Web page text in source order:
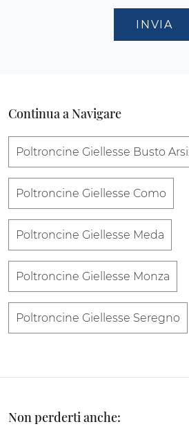
INVIA
Continua a Navigare
Poltroncine Giellesse Busto
Poltroncine Giellesse Como
Poltroncine Giellesse Meda
Poltroncine Giellesse Monza
Poltroncine Giellesse Seregno
Non perderti anche: